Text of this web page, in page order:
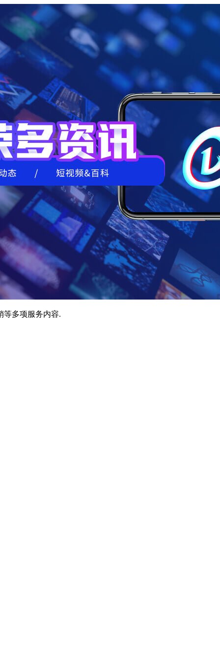
等多项服务内容.